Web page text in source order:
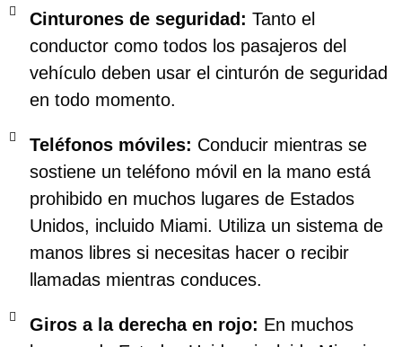
Cinturones de seguridad: Tanto el
conductor como todos los pasajeros del
vehículo deben usar el cinturón de seguridad
en todo momento.
Teléfonos móviles: Conducir mientras se
sostiene un teléfono móvil en la mano está
prohibido en muchos lugares de Estados
Unidos, incluido Miami. Utiliza un sistema de
manos libres si necesitas hacer o recibir
llamadas mientras conduces.
Giros a la derecha en rojo: En muchos